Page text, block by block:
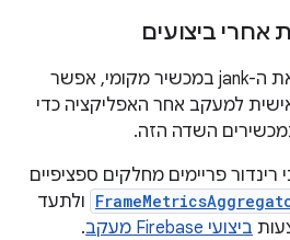
ביצועים
אם לא מצליחים לשחזר את ה-jank במכשיר מקומי, אפשר
למעקב אחר האפליקציה כדי
פריימים מחלקים ספציפיים
ולתעד
ביצועי Firebase מעקב
.